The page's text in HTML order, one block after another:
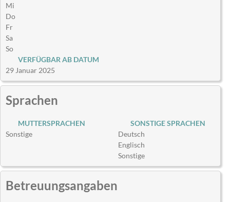
Mi
Do
Fr
Sa
So
VERFÜGBAR AB DATUM
29 Januar 2025
Sprachen
MUTTERSPRACHEN
Sonstige
SONSTIGE SPRACHEN
Deutsch
Englisch
Sonstige
Betreuungsangaben